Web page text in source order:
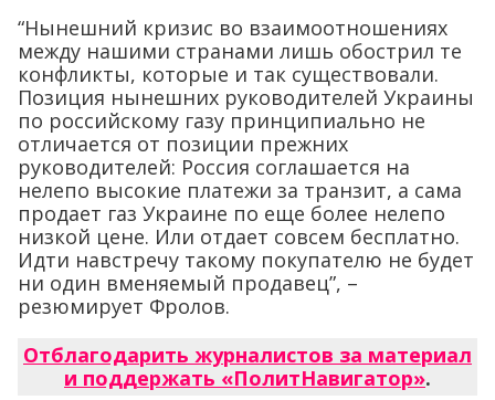
“Нынешний кризис во взаимоотношениях
между нашими странами лишь обострил те
конфликты, которые и так существовали.
Позиция нынешних руководителей Украины
по российскому газу принципиально не
отличается от позиции прежних
руководителей: Россия соглашается на
нелепо высокие платежи за транзит, а сама
продает газ Украине по еще более нелепо
низкой цене. Или отдает совсем бесплатно.
Идти навстречу такому покупателю не будет
ни один вменяемый продавец”, –
резюмирует Фролов.
Отблагодарить журналистов за материал
и поддержать «ПолитНавигатор».